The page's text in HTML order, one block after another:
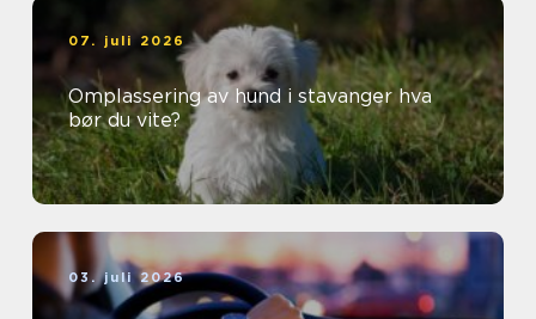
07. juli 2026
Omplassering av hund i stavanger hva
bør du vite?
03. juli 2026